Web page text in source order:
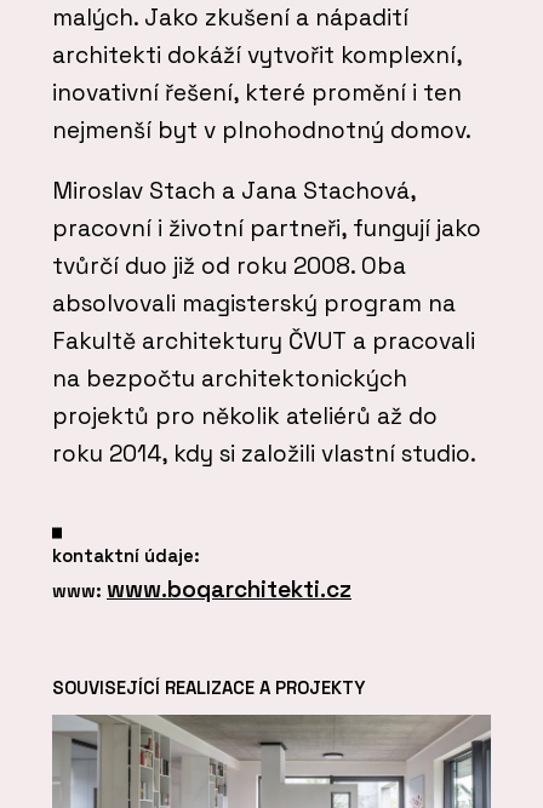
malých. Jako zkušení a nápadití
architekti dokáží vytvořit komplexní,
inovativní řešení, které promění i ten
nejmenší byt v plnohodnotný domov.
Miroslav Stach a Jana Stachová,
pracovní i životní partneři, fungují jako
tvůrčí duo již od roku 2008. Oba
absolvovali magisterský program na
Fakultě architektury ČVUT a pracovali
na bezpočtu architektonických
projektů pro několik ateliérů až do
roku 2014, kdy si založili vlastní studio.
kontaktní údaje:
www: www.boqarchitekti.cz
SOUVISEJÍCÍ REALIZACE A PROJEKTY